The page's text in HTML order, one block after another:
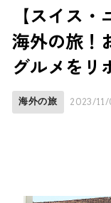
【スイス
海外の旅！
グルメをリ
海外の旅 2023/